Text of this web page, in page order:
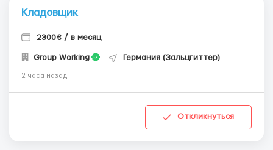
Кладовщик
2300€ / в месяц
Group Working Германия (Зальцгиттер)
2 часа назад
Откликнуться